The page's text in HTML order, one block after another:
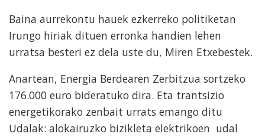
Baina aurrekontu hauek ezkerreko politiketan
Irungo hiriak dituen erronka handien lehen
urratsa besteri ez dela uste du, Miren Etxebestek.
Anartean, Energia Berdearen Zerbitzua sortzeko
176.000 euro bideratuko dira. Eta trantsizio
energetikorako zenbait urrats emango ditu
Udalak: alokairuzko bizikleta elektrikoen udal